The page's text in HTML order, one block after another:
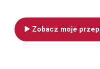
▶️ Zobacz moje